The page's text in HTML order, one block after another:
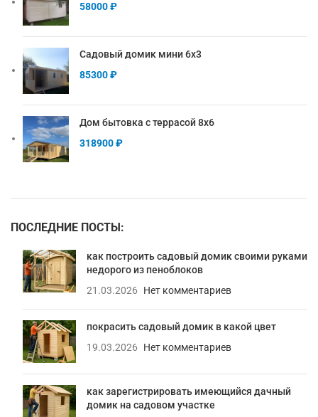
58000₽
Садовый домик мини 6х3
85300₽
Дом бытовка с террасой 8х6
318900₽
ПОСЛЕДНИЕ ПОСТЫ:
как построить садовый домик своими руками
недорого из пеноблоков
21.03.2026
Нет комментариев
покрасить садовый домик в какой цвет
19.03.2026
Нет комментариев
как зарегистрировать имеющийся дачный
домик на садовом участке